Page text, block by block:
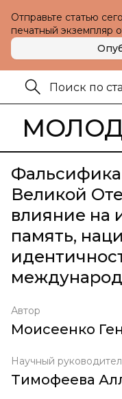
Отправьте статью
печатный экземпляр
Великой
влияние на
память,
Автор
Моисеенко
Научный
Тимофеева